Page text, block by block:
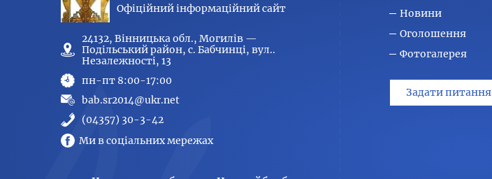
Офіційний інформаційний сайт
24132, Вінницька обл., Могилів —
Подільський район, с. Бабчинці, вул..
Незалежності, 13
пн-пт 8:00-17:00
bab.sr2014@ukr.net
(04357) 30-3-42
Ми в соціальних мережах
Новини
Оголошення
Фотогалерея
Задати питання